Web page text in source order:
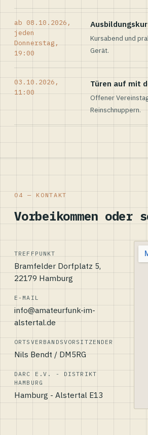
ab 08.10.2026,
jeden
Donnerstag,
19:00
Kursabend und
Gerät.
03.10.2026,
11:00
Türen auf mit
Offener
Reinschnuppern.
04 — KONTAKT
Vorbeikommen oder
TREFFPUNKT
Bramfelder Dorfplatz 5,
22179 Hamburg
E-MAIL
info@amateurfunk-im-
alstertal.de
ORTSVERBANDSVORSITZENDER
Nils Bendt / DM5RG
DARC E.V. - DISTRIKT
HAMBURG
Hamburg - Alstertal E13